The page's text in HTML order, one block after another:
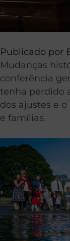
Publicado por
Mudanças
conferência
tenha perdido
dos ajustes e
e famílias.